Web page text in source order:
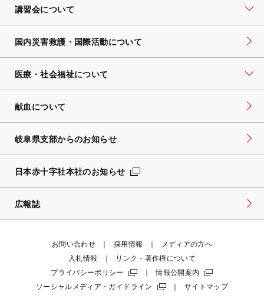
講習会について
国内災害救護・国際活動について
医療・社会福祉について
献血について
岐阜県支部からのお知らせ
日本赤十字社本社のお知らせ
広報誌
お問い合わせ 採用情報
メディアの方へ
入札情報
リンク・著作権について
プライバシーポリシー
情報公開案内
ソーシャルメディア・ガイドライン
サイトマップ